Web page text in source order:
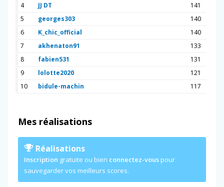
4
JJ DT
141
5
georges303
140
6
K_chic_official
140
7
akhenaton91
133
8
fabien531
131
9
lolotte2020
121
10
bidule-machin 117
Mes réalisations
Réalisations
Inscription gratuite ou bien connectez-vous pour
sauvegarder vos meilleurs scores.